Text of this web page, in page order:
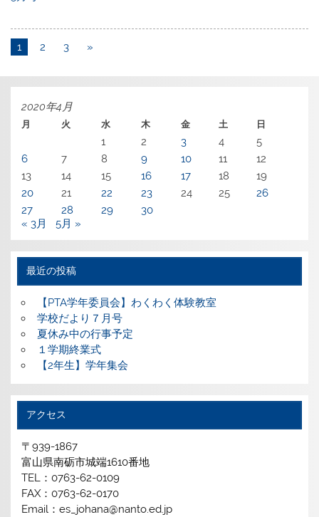
1 2 3 »
2020年4月
月 火 水 木 金 土 日
1 2 3 4
5
6
7 8 9 10 11
12
13
14 15 16 17 18
19
20
21 22 23 24 25
26
27
28 29
30
« 3月
5月 »
最近の投稿
【PTA学年委員会】わくわく体験教室
学校だより７月号
夏休み中の行事予定
１学期終業式
【2年生】学年集会
アクセス
〒939-1867
富山県南砺市城端1610番地
TEL：0763-62-0109
FAX：0763-62-0170
Email：es_johana@nanto.ed.jp